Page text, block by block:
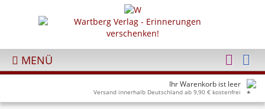
MENÜ
Ihr Warenkorb ist leer
Versand innerhalb Deutschland ab 9,90 € kostenfrei